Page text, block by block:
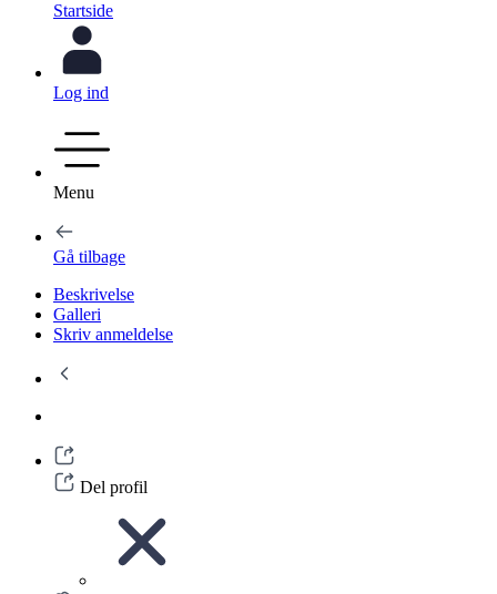
Startside
Log ind
Menu
Gå tilbage
Beskrivelse
Galleri
Skriv anmeldelse
Del profil